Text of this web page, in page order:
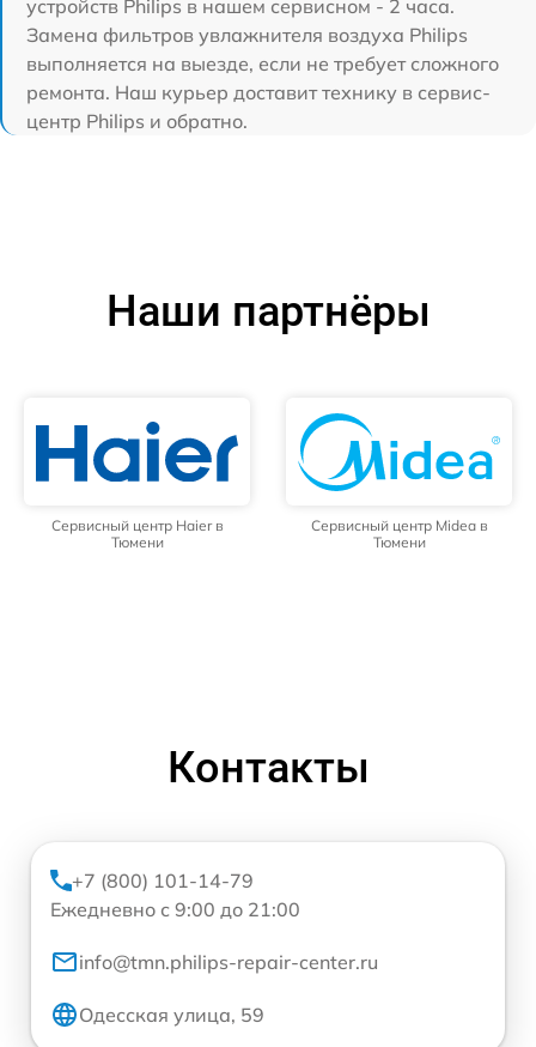
устройств Philips в нашем сервисном - 2 часа.
Замена фильтров увлажнителя воздуха Philips
выполняется на выезде, если не требует сложного
ремонта. Наш курьер доставит технику в сервис-
центр Philips и обратно.
Наши партнёры
Сервисный центр Haier в
Тюмени
Сервисный центр Midea в
Тюмени
Контакты
+7 (800) 101-14-79
Ежедневно с 9:00 до 21:00
info@tmn.philips-repair-center.ru
Одесская улица, 59